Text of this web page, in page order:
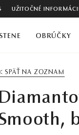
UŽITOČNÉ
OBRÚČKY
SPÄŤ NA ZOZNAM